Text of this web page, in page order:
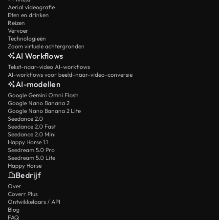
Aerial videografie
Eten en drinken
Reizen
Vervoer
Technologieën
Zoom virtuele achtergronden
AI Workflows
Tekst-naar-video AI-workflows
AI-workflows voor beeld-naar-video-conversie
AI-modellen
Google Gemini Omni Flash
Google Nano Banana 2
Google Nano Banana 2 Lite
Seedance 2.0
Seedance 2.0 Fast
Seedance 2.0 Mini
Happy Horse 1.1
Seedream 5.0 Pro
Seedream 5.0 Lite
Happy Horse
Bedrijf
Over
Coverr Plus
Ontwikkelaars / API
Blog
FAQ